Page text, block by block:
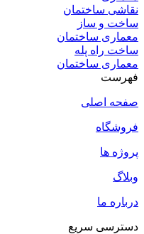
نقاشی ساختمان
ساخت و ساز
معماری ساختمان
ساخت راه پله
معماری ساختمان
فهرست
صفحه اصلی
فروشگاه
پروژه ها
وبلاگ
درباره ما
دسترسی سریع